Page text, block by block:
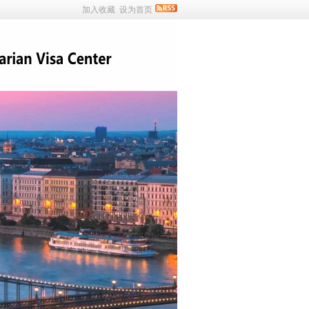
加入收藏 设为首页